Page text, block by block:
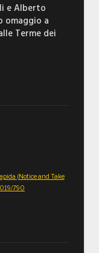
e Alberto
omaggio a
Terme dei
(Notice and Take
790